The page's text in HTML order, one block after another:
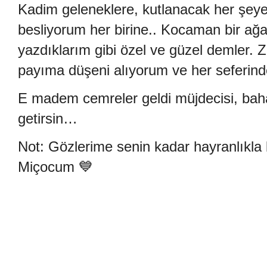
Kadim geleneklere, kutlanacak her
besliyorum her birine.. Kocaman bir
yazdıklarım gibi özel ve güzel demler.
payıma düşeni alıyorum ve her
E madem cemreler geldi müjdecisi,
getirsin…
Not: Gözlerime senin kadar
Miçocum 💙